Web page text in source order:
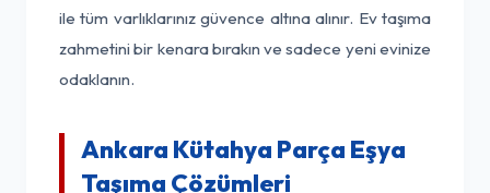
ile tüm varlıklarınız güvence altına alınır. Ev taşıma
zahmetini bir kenara bırakın ve sadece yeni evinize
odaklanın.
Ankara Kütahya Parça Eşya
Taşıma Çözümleri